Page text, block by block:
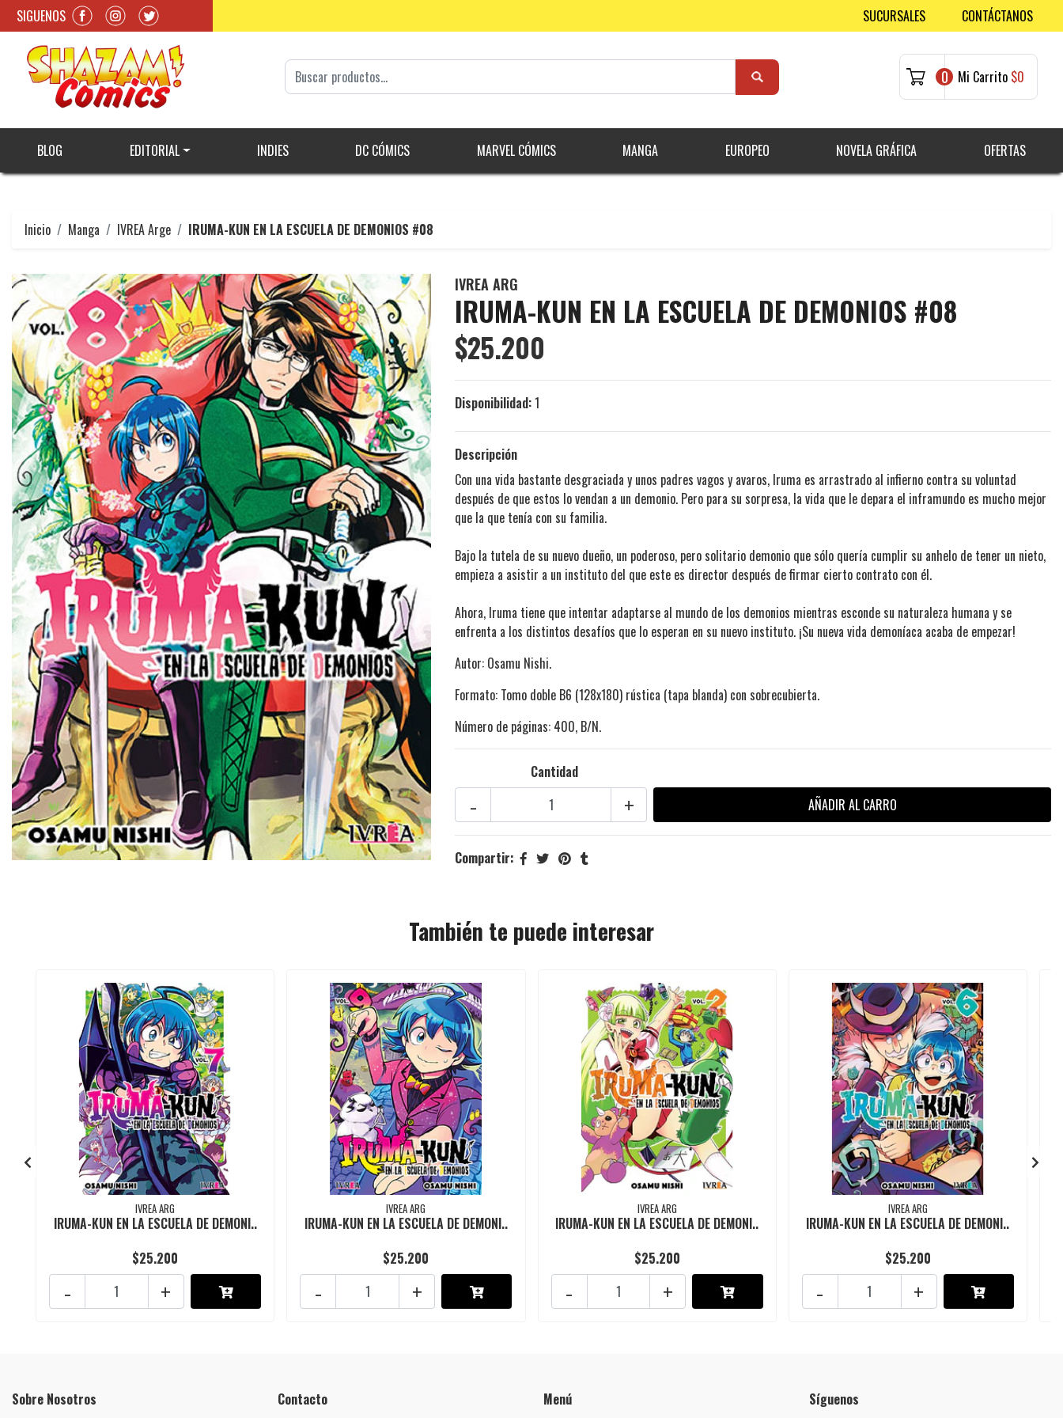
SIGUENOS SUCURSALES CONTÁCTANOS
0 Mi Carrito $0
BLOG EDITORIAL INDIES DC CÓMICS MARVEL CÓMICS MANGA EUROPEO NOVELA GRÁFICA OFERTAS
Inicio Manga IVREA Arge IRUMA-KUN EN LA ESCUELA DE DEMONIOS #08
IVREA ARG
IRUMA-KUN EN LA ESCUELA DE DEMONIOS #08
$25.200
Disponibilidad:1
Descripción
Con una vida bastante desgraciada y unos padres vagos y avaros, Iruma es arrastrado al infierno contra su voluntad
después de que estos lo vendan a un demonio. Pero para su sorpresa, la vida que le depara el inframundo es mucho mejor
que la que tenía con su familia.
Bajo la tutela de su nuevo dueño, un poderoso, pero solitario demonio que sólo quería cumplir su anhelo de tener un nieto,
empieza a asistir a un instituto del que este es director después de firmar cierto contrato con él.
Ahora, Iruma tiene que intentar adaptarse al mundo de los demonios mientras esconde su naturaleza humana y se
enfrenta a los distintos desafíos que lo esperan en su nuevo instituto. ¡Su nueva vida demoníaca acaba de empezar!
Autor: Osamu Nishi.
Formato: Tomo doble B6 (128x180) rústica (tapa blanda) con sobrecubierta.
Número de páginas: 400, B/N.
Cantidad
+
-
Compartir:
También te puede interesar
IVREA ARG
IRUMA-KUN EN LA ESCUELA DE DEMONI..
$25.200
+
-
IVREA ARG
IRUMA-KUN EN LA ESCUELA DE DEMONI..
$25.200
+
-
IVREA ARG
IRUMA-KUN EN LA ESCUELA DE DEMONI..
$25.200
+
-
IVREA ARG
IRUMA-KUN EN LA ESCUELA DE DEMONI..
$25.200
+
-
Sobre Nosotros Contacto Menú Síguenos